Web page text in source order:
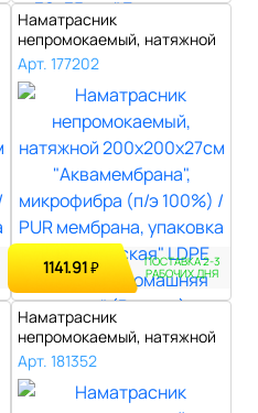
Наматрасник
непромокаемый, натяжной
200х200х27см "Аквам..
Арт. 177202
1141.91₽ ПОСТАВКА 2-3
РАБОЧИХ ДНЯ
Наматрасник
непромокаемый, натяжной
180х200х29см "Аквам..
Арт. 181352